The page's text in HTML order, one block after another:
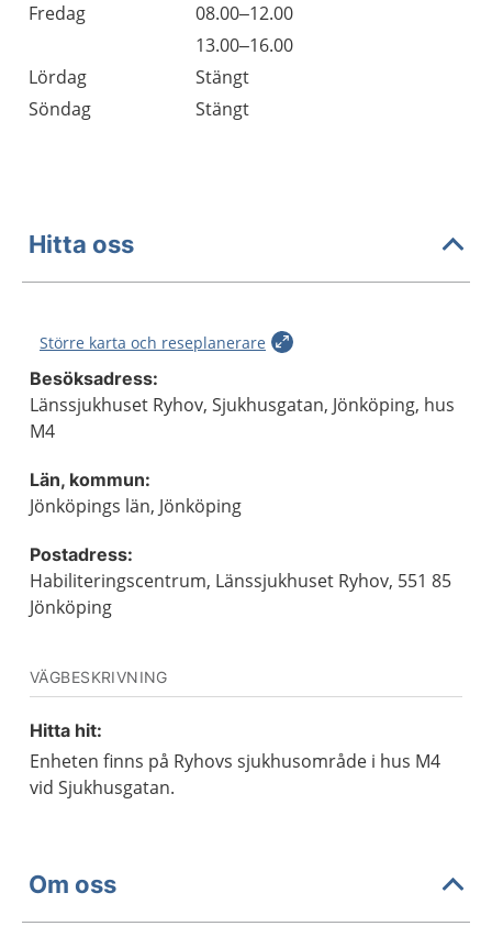
Fredag
08.00–12.00
13.00–16.00
Lördag
Stängt
Söndag
Stängt
Hitta oss
Större karta och reseplanerare
Besöksadress:
Länssjukhuset Ryhov, Sjukhusgatan, Jönköping, hus
M4
Län, kommun:
Jönköpings län, Jönköping
Postadress:
Habiliteringscentrum, Länssjukhuset Ryhov, 551 85
Jönköping
VÄGBESKRIVNING
Hitta hit:
Enheten finns på Ryhovs sjukhusområde i hus M4
vid Sjukhusgatan.
Om oss